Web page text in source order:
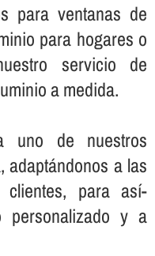
para ventanas de
para hogares o
servicio de
a medida.
uno de nuestros
adaptándonos a las
clientes, para así­
personalizado y a